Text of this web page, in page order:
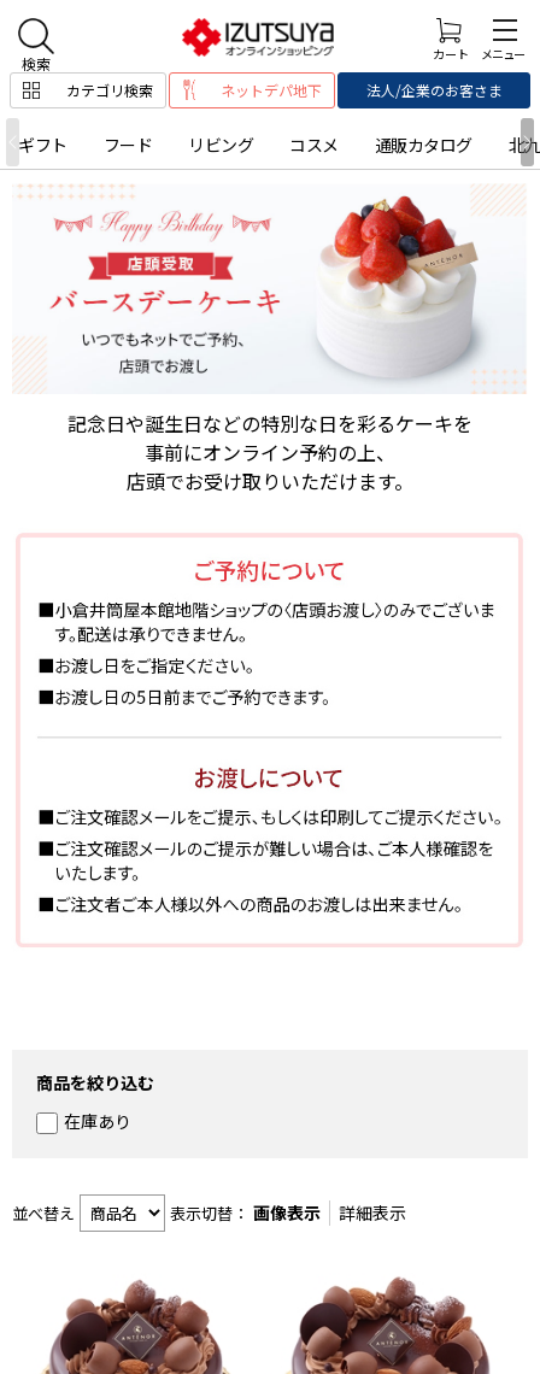
カテゴリ検索 ネットデパ地下 法人/企業のお客さま
ギフト フード リビング コスメ 通販カタログ 北
記念日や誕生日などの特別な日を彩るケーキを
事前にオンライン予約の上、
店頭でお受け取りいただけます。
商品を絞り込む
在庫あり
並べ替え 表示切替： 画像表示 詳細表示